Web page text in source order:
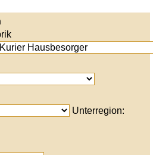
Unterregion: